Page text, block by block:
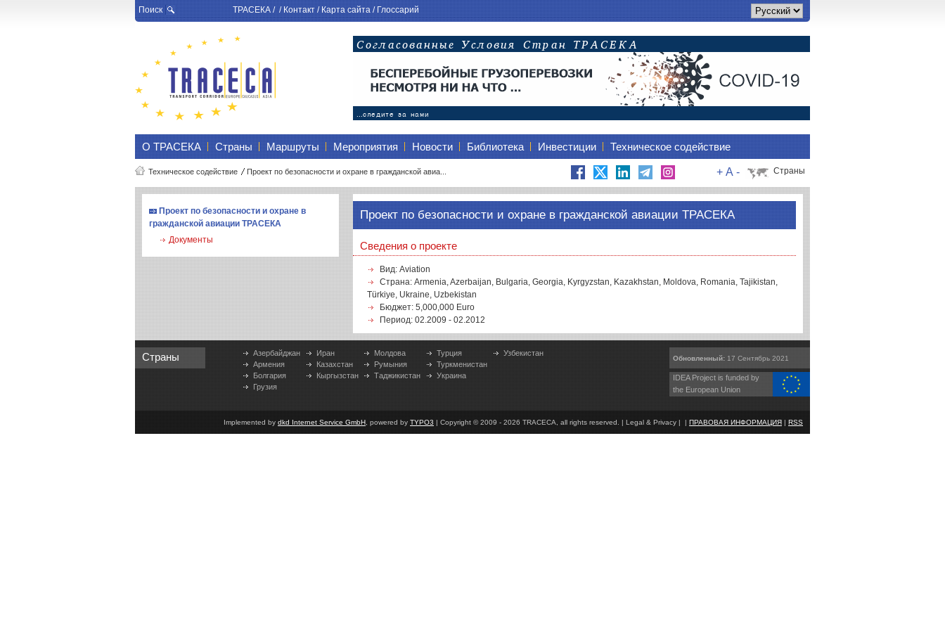
Поиск ТРАСЕКА/ /Контакт/Карта сайта/Глоссарий
О ТРАСЕКА Страны Маршруты Мероприятия Новости Библиотека Инвестиции Техническое содействие
Техническое содействие Проект по безопасности и охране в гражданской авиа... Страны
+ A -
Проект по безопасности и охране в
гражданской авиации ТРАСЕКА
Документы
Проект по безопасности и охране в гражданской авиации ТРАСЕКА
Сведения о проекте
Вид: Aviation
Страна: Armenia, Azerbaijan, Bulgaria, Georgia, Kyrgyzstan, Kazakhstan, Moldova, Romania, Tajikistan,
Türkiye, Ukraine, Uzbekistan
Бюджет: 5,000,000 Euro
Период: 02.2009 - 02.2012
Страны
Азербайджан
Армения
Болгария
Грузия
Иран
Казахстан
Кыргызстан
Молдова
Румыния
Таджикистан
Турция
Туркменистан
Украина
Узбекистан
Обновленный: 17 Сентябрь 2021
IDEA Project is funded by
the European Union
Implemented by dkd Internet Service GmbH , powered by TYPO3 | Copyright © 2009 - 2026 TRACECA, all rights reserved. | Legal & Privacy | | ПРАВОВАЯ ИНФОРМАЦИЯ | RSS